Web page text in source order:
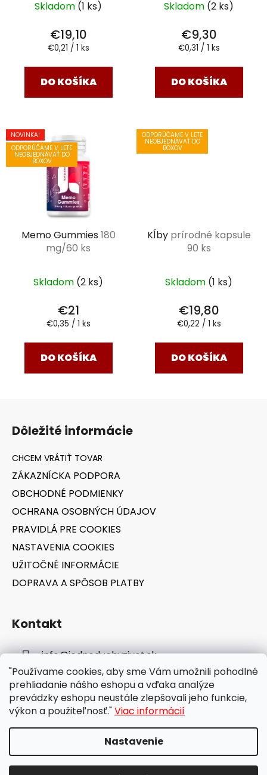
"Používame cookies, aby sme Vám umožnili pohodlné
prehliadanie nášho eshopu a vďaka analýze
prevádzky eshopu neustále zlepšovali jeho funkcie,
výkon a použiteľnosť."Viac informácií
Nastavenie
Skladom (1 ks)
€19,10
Jednotková
€0,21 / 1 ks
DO KOŠÍKA
Skladom (2 ks)
€9,30
Jednotková
€0,31 / 1 ks
DO KOŠÍKA
NOVINKA!
ODPORÚČAME V LETE
NEOBJEDNÁVAŤ DO
BOXOV
Memo Gummies 180
mg/60 ks
Skladom (2 ks)
€21
Jednotková
€0,35 / 1 ks
DO KOŠÍKA
ODPORÚČAME V LETE
NEOBJEDNÁVAŤ DO
BOXOV
Kĺby prírodné kapsule
90 ks
Skladom (1 ks)
€19,80
Jednotková
€0,22 / 1 ks
DO KOŠÍKA
Dôležité informácie
ZÁKAZNÍCKA PODPORA
OBCHODNÉ PODMIENKY
OCHRANA OSOBNÝCH ÚDAJOV
PRAVIDLÁ PRE COOKIES
NASTAVENIA COOKIES
UŽITOČNÉ INFORMÁCIE
DOPRAVA A SPÔSOB PLATBY
Kontakt
info@jednoduchyzivot.sk
E-shop: 0948 647 767
Vytvoril Shoptet